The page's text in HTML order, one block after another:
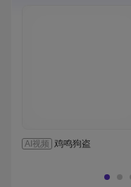
AI视频 鸡鸣狗盗